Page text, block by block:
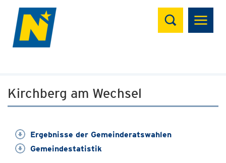
Suchen
Kirchberg am Wechsel
Ergebnisse der Gemeinderatswahlen
Gemeindestatistik